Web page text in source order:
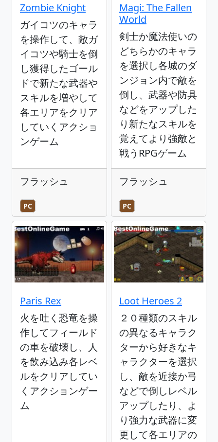
Zombie Knight
ガイコツのキャラ
を操作して、敵ガ
イコツや騎士を倒
し獲得したゴール
ドで新たな武器や
スキルを増やして
各エリアをクリア
していくアクショ
ンゲーム
フラッシュ
PC
Magi: The Fallen
World
剣士か魔法使いの
どちらかのキャラ
を選択し各城のダ
ンジョン内で敵を
倒し、武器や防具
などをアップした
り新たなスキルを
覚えてより強敵と
戦うRPGゲーム
フラッシュ
PC
Paris Rex
火を吐く恐竜を操
作してフィールド
の車を破壊し、人
を飲み込み各レベ
ルをクリアしてい
くアクションゲー
ム
Loot Heroes 2
２０種類のスキル
の異なるキャラク
ターから好きなキ
ャラクターを選択
し、敵を近接か弓
などで倒しレベル
アップしたり、よ
り強力な武器に変
更して各エリアの